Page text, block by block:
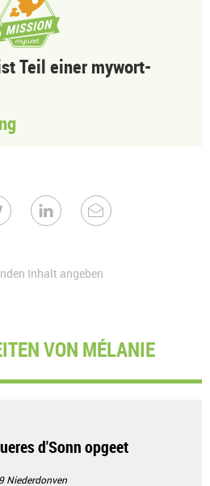
Teil einer mywort-
Inhalt angeben
VON MÉLANIE
d'Sonn opgeet
Niederdonven